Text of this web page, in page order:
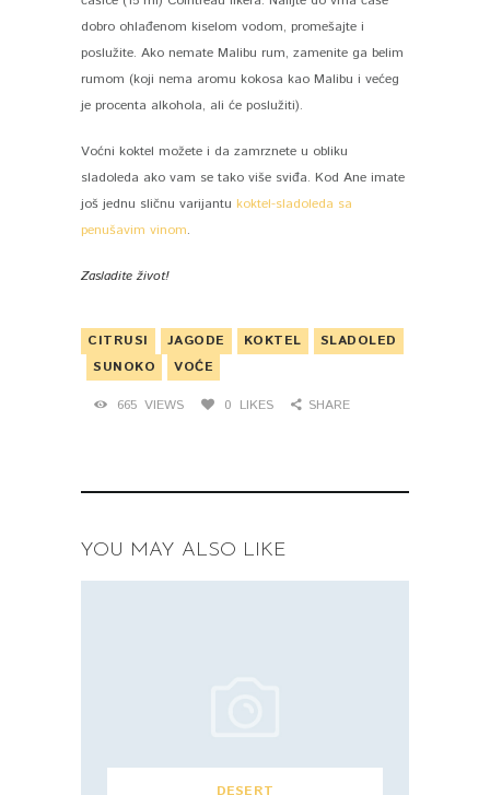
dobro ohlađenom kiselom vodom, promešajte i
poslužite. Ako nemate Malibu rum, zamenite ga belim
rumom (koji nema aromu kokosa kao Malibu i većeg
je procenta alkohola, ali će poslužiti).
Voćni koktel možete i da zamrznete u obliku
sladoleda ako vam se tako više sviđa. Kod Ane imate
još jednu sličnu varijantu koktel-sladoleda sa
penušavim vinom.
Zasladite život!
CITRUSI JAGODE KOKTEL
SLADOLED
SUNOKO
VOĆE
665 VIEWS 0 LIKES SHARE
YOU MAY ALSO LIKE
DESERT